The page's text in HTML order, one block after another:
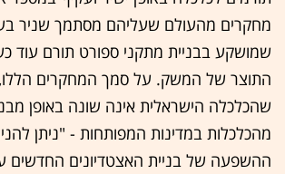
מחקרים מהעולם שעליהם מסתמך שניר
שמושקע בבניית מתקני ספורט תורם עוד
התוצר של המשק. על סמך המחקרים
שהכלכלה הישראלית אינה שונה באופן
מהכלכלות במדינות המפותחות - "ניתן
ההשפעה של בניית האצטדיונים החדשים